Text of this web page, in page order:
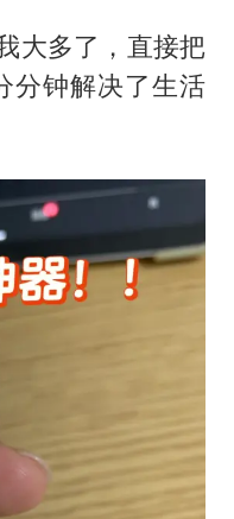
大多了，直接把
分钟解决了生活